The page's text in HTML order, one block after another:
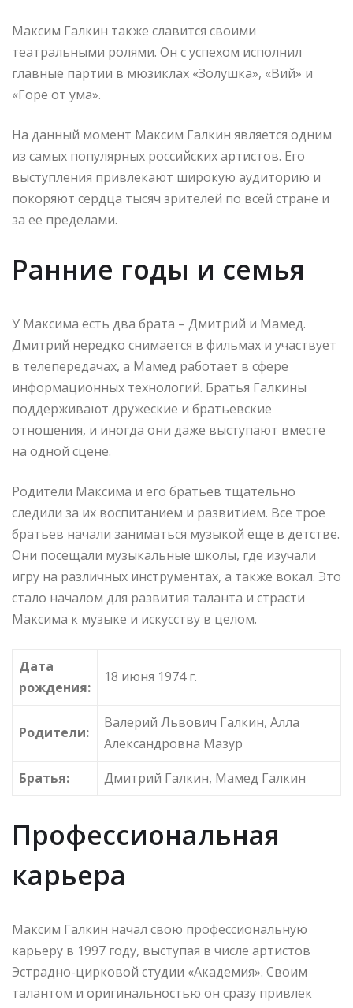
Максим Галкин также славится своими
театральными ролями. Он с успехом исполнил
главные партии в мюзиклах «Золушка», «Вий» и
«Горе от ума».
На данный момент Максим Галкин является одним
из самых популярных российских артистов. Его
выступления привлекают широкую аудиторию и
покоряют сердца тысяч зрителей по всей стране и
за ее пределами.
Ранние годы и семья
У Максима есть два брата – Дмитрий и Мамед.
Дмитрий нередко снимается в фильмах и участвует
в телепередачах, а Мамед работает в сфере
информационных технологий. Братья Галкины
поддерживают дружеские и братьевские
отношения, и иногда они даже выступают вместе
на одной сцене.
Родители Максима и его братьев тщательно
следили за их воспитанием и развитием. Все трое
братьев начали заниматься музыкой еще в детстве.
Они посещали музыкальные школы, где изучали
игру на различных инструментах, а также вокал. Это
стало началом для развития таланта и страсти
Максима к музыке и искусству в целом.
Дата
рождения:
18 июня 1974 г.
Родители:
Валерий Львович Галкин, Алла
Александровна Мазур
Братья:
Дмитрий Галкин, Мамед Галкин
Профессиональная
карьера
Максим Галкин начал свою профессиональную
карьеру в 1997 году, выступая в числе артистов
Эстрадно-цирковой студии «Академия». Своим
талантом и оригинальностью он сразу привлек